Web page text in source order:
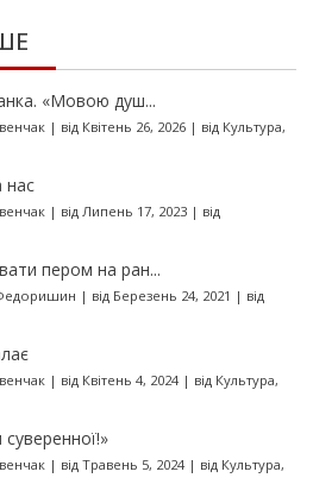
«Мовою душ...
| від Квітень 26, 2026| від Культура,
нас
| від Липень 17, 2023| від
пером на ран...
| від Березень 24, 2021 | від
| від Квітень 4, 2024| від Культура,
| від Травень 5, 2024| від Культура,